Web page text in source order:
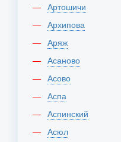
Артошичи
Архипова
Аряж
Асаново
Асово
Аспа
Аспинский
Асюл